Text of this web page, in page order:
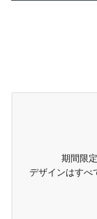
期間限
デザインはすべ